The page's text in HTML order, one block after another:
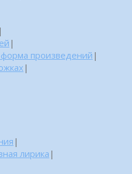
|
|
произведений |
|
|
лирика |